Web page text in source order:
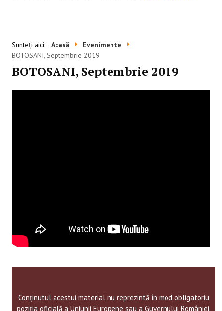
Sunteți aici: Acasă
Evenimente
BOTOSANI, Septembrie 2019
BOTOSANI, Septembrie 2019
Conținutul acestui material nu reprezintă în mod obligatoriu
poziția oficială a Uniunii Europene sau a Guvernului României.